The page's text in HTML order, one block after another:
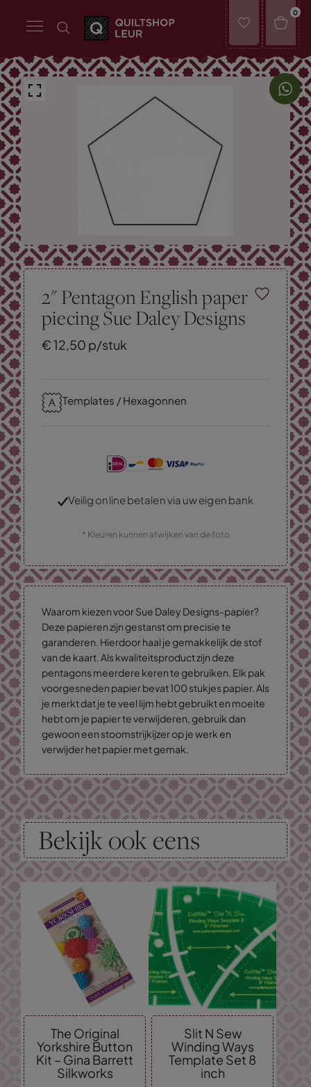
0
2" Pentagon English paper
piecing Sue Daley Designs
€12,50 p/stuk
Templates / Hexagonnen
Veilig online betalen via uw eigen bank
* Kleuren kunnen afwijken van de foto
Waarom kiezen voor Sue Daley Designs-papier?
Deze papieren zijn gestanst om precisie te
garanderen. Hierdoor haal je gemakkelijk de stof
van de kaart. Als kwaliteitsproduct zijn deze
pentagons meerdere keren te gebruiken. Elk pak
voorgesneden papier bevat 100 stukjes papier. Als
je merkt dat je te veel lijm hebt gebruikt en moeite
hebt om je papier te verwijderen, gebruik dan
gewoon een stoomstrijkijzer op je werk en
verwijder het papier met gemak.
Bekijk ook eens
The Original
Yorkshire Button
Kit – Gina Barrett
Silkworks
Slit N Sew
Winding Ways
Template Set 8
inch